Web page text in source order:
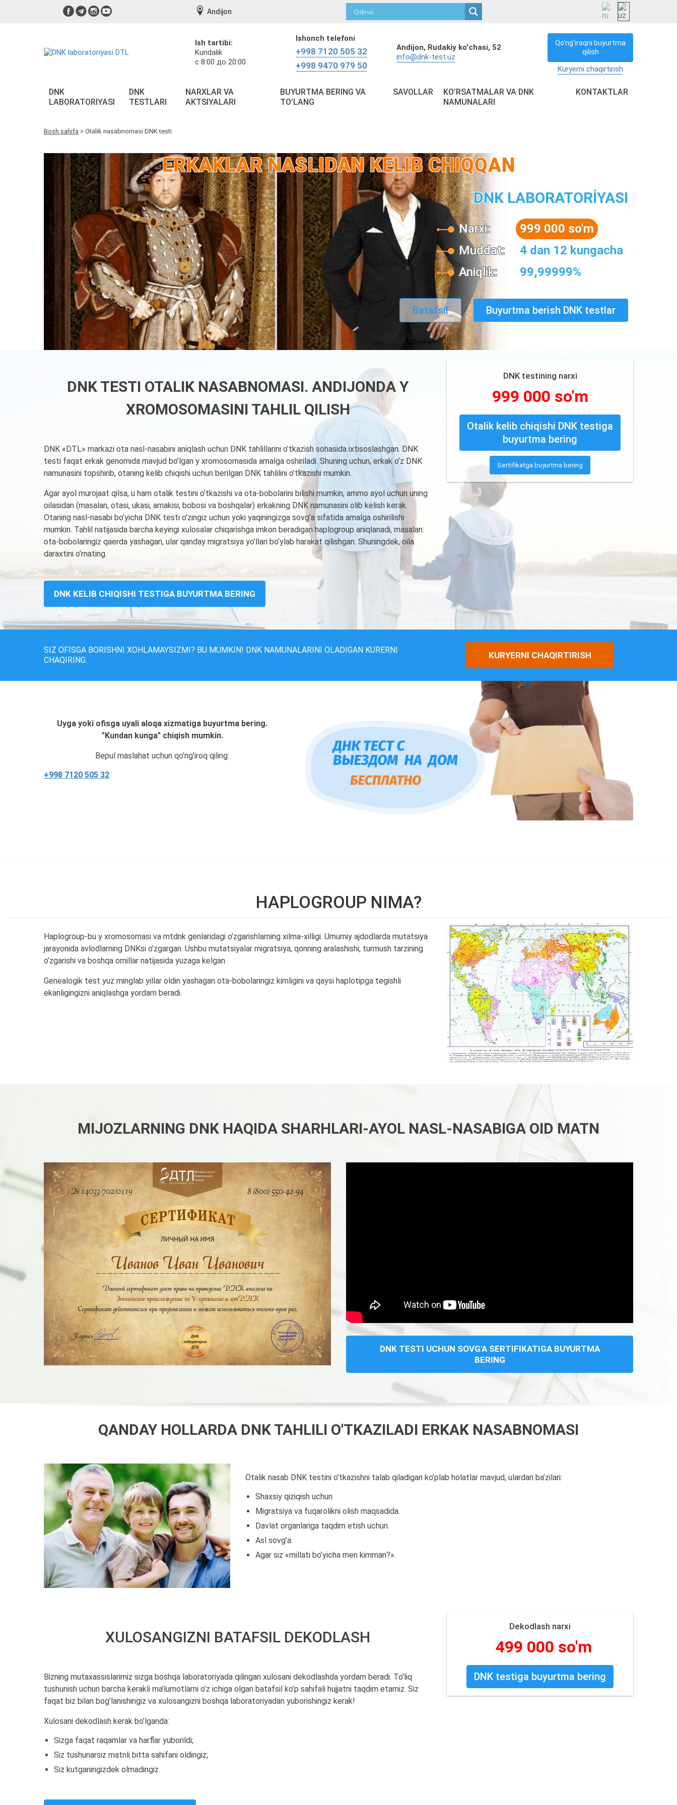
Andijon
Ish tartibi:
Kundalik
с 8:00 до 20:00
Ishonch telefoni
+998 7120 505 32
+998 9470 979 50
Andijon, Rudakiy ko'chasi, 52
info@dnk-test.uz
Qo'ng'iroqni buyurtma
qilish
Kuryerni chaqirtirish
DNK
LABORATORIYASI
DNK
TESTLARI
NARXLAR VA
AKTSIYALARI
BUYURTMA BERING VA
TO’LANG
SAVOLLAR
KO’RSATMALAR VA DNK
NAMUNALARI
KONTAKTLAR
Bosh sahifa > Otalik nasabnomasi DNK testi
ERKAKLAR NASLIDAN KELIB CHIQQAN
DNK LABORATORİYASI
Narxi:
999 000 so'm
Muddat:
4 dan 12 kungacha
Aniqlik:
99,99999%
Batafsil Buyurtma berish DNK testlar
DNK TESTI OTALIK NASABNOMASI. ANDIJONDA Y
XROMOSOMASINI TAHLIL QILISH
DNK «DTL» markazi ota nasl-nasabini aniqlash uchun DNK tahlillarini o’tkazish sohasida ixtisoslashgan. DNK
testi faqat erkak genomida mavjud bo’lgan y xromosomasida amalga oshiriladi. Shuning uchun, erkak o’z DNK
namunasini topshirib, otaning kelib chiqishi uchun berilgan DNK tahlilini o’tkazishi mumkin.
Agar ayol murojaat qilsa, u ham otalik testini o’tkazishi va ota-bobolarini bilishi mumkin, ammo ayol uchun uning
oilasidan (masalan, otasi, ukasi, amakisi, bobosi va boshqalar) erkakning DNK namunasini olib kelish kerak.
Otaning nasl-nasabi bo’yicha DNK testi o’zingiz uchun yoki yaqiningizga sovg’a sifatida amalga oshirilishi
mumkin. Tahlil natijasida barcha keyingi xulosalar chiqarishga imkon beradigan haplogroup aniqlanadi, masalan:
ota-bobolaringiz qaerda yashagan, ular qanday migratsiya yo’llari bo’ylab harakat qilishgan. Shuningdek, oila
daraxtini o’rnating.
DNK KELIB CHIQISHI TESTIGA BUYURTMA BERING
DNK testining narxi
999 000 so'm
Otalik kelib chiqishi DNK testiga
buyurtma bering
Sertifikatga buyurtma bering
SIZ OFISGA BORISHNI XOHLAMAYSIZMI? BU MUMKIN! DNK NAMUNALARINI OLADIGAN KURERNI
CHAQIRING.
KURYERNI CHAQIRTIRISH
Uyga yoki ofisga uyali aloqa xizmatiga buyurtma bering.
"Kundan kunga" chiqish mumkin.
Bepul maslahat uchun qo'ng'iroq qiling:
+998 7120 505 32
HAPLOGROUP NIMA?
Haplogroup-bu y xromosomasi va mtdnk genlaridagi o’zgarishlarning xilma-xilligi. Umumiy ajdodlarda mutatsiya
jarayonida avlodlarning DNKsi o’zgargan. Ushbu mutatsiyalar migratsiya, qonning aralashishi, turmush tarzining
o’zgarishi va boshqa omillar natijasida yuzaga kelgan.
Genealogik test yuz minglab yillar oldin yashagan ota-bobolaringiz kimligini va qaysi haplotipga tegishli
ekanligingizni aniqlashga yordam beradi.
MIJOZLARNING DNK HAQIDA SHARHLARI-AYOL NASL-NASABIGA OID MATN
DNK TESTI UCHUN SOVG'A SERTIFIKATIGA BUYURTMA
BERING
QANDAY HOLLARDA DNK TAHLILI O'TKAZILADI ERKAK NASABNOMASI
Otalik nasab DNK testini o’tkazishni talab qiladigan ko’plab holatlar mavjud, ulardan ba’zilari:
Shaxsiy qiziqish uchun.
Migratsiya va fuqarolikni olish maqsadida.
Davlat organlariga taqdim etish uchun.
Asl sovg’a.
Agar siz «millati bo’yicha men kimman?».
XULOSANGIZNI BATAFSIL DEKODLASH
Bizning mutaxassislarimiz sizga boshqa laboratoriyada qilingan xulosani dekodlashda yordam beradi. To’liq
tushunish uchun barcha kerakli ma’lumotlarni o’z ichiga olgan batafsil ko’p sahifali hujjatni taqdim etamiz. Siz
faqat biz bilan bog’lanishingiz va xulosangizni boshqa laboratoriyadan yuborishingiz kerak!
Xulosani dekodlash kerak bo’lganda:
Sizga faqat raqamlar va harflar yuborildi;
Siz tushunarsiz matnli bitta sahifani oldingiz;
Siz kutganingizdek olmadingiz.
Dekodlash narxi
499 000 so'm
DNK testiga buyurtma bering